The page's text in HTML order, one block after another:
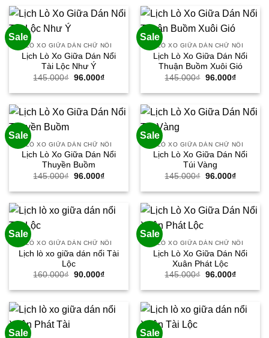
96.000₫.
96.000₫.
Sale
LÒ XO GIỮA DÁN CHỮ NỔI
Lịch Lò Xo Giữa Dán Nổi
Tài Lộc Như Ý
145.000₫ Giá
là:
96.000₫Giá
tại
96.000₫.
Sale
LÒ XO GIỮA DÁN CHỮ NỔI
Lịch Lò Xo Giữa Dán Nổi
Thuận Buồm Xuôi Gió
145.000₫ Giá
là:
96.000₫Giá
tại
96.000₫.
Sale
LÒ XO GIỮA DÁN CHỮ NỔI
Lịch Lò Xo Giữa Dán Nổi
Thuyền Buồm
145.000₫ Giá
là:
96.000₫Giá
tại
96.000₫.
Sale
LÒ XO GIỮA DÁN CHỮ NỔI
Lịch Lò Xo Giữa Dán Nổi
Túi Vàng
145.000₫ Giá
là:
96.000₫Giá
tại
96.000₫.
Sale
LÒ XO GIỮA DÁN CHỮ NỔI
Lịch lò xo giữa dán nổi Tài
Lộc
160.000₫ Giá
là:
90.000₫Giá
tại
90.000₫.
Sale
LÒ XO GIỮA DÁN CHỮ NỔI
Lịch Lò Xo Giữa Dán Nổi
Xuân Phát Lộc
145.000₫ Giá
là:
96.000₫Giá
tại
96.000₫.
Sale Sale